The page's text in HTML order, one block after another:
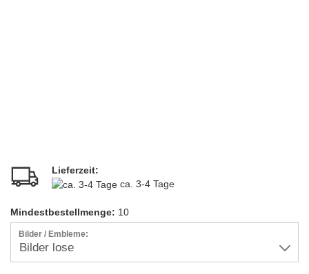
Lieferzeit:
ca. 3-4 Tage
Mindestbestellmenge: 10
Bilder / Embleme: